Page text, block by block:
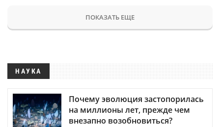
ПОКАЗАТЬ ЕЩЕ
НАУКА
Почему эволюция застопорилась
на миллионы лет, прежде чем
внезапно возобновиться?